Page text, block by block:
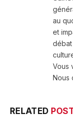
au
et
débat
Vous
Nous
RELATED